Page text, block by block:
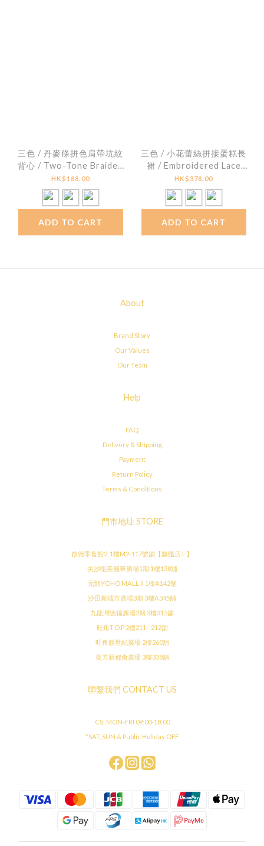
三色 / 丹麥條拼色肩帶坑紋
背心 / Two-Tone Braided
Ribbon Ribbed Cami
HK$188.00
ADD TO CART
三色 / 小花蕾絲拼接蛋糕長
裙 / Embroidered Lace
Hem Tiered Skirt
HK$378.00
ADD TO CART
About
Brand Story
Our Values
Our Team
Help
FAQ
Delivery & Shipping
Payment
Return Policy
Terms & Conditions
門市地址 STORE
啟德零售館2, 1樓M2-117號舖【旗艦店✨】
尖沙咀美麗華廣場1期 1樓138舖
元朗YOHO MALL II 1樓A142舖
沙田新城市廣場3期 3樓A345舖
九龍灣德福廣場2期 3樓315舖
旺角T.O.P 2樓211 - 212舖
旺角新世紀廣場 2樓260舖
葵芳新都會廣場 3樓338舖
聯繫我們 CONTACT US
CS: MON-FRI 09:00-18:00
*SAT, SUN & Public Holiday OFF